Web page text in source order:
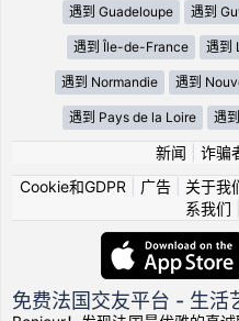
遇到 Guadeloupe 遇到
遇到 Île-de-France 遇到
遇到 Normandie 遇到
遇到 Pays de la Loire 遇
新闻 诈骗
Cookie和GDPR
广告| 关于我
系我们
免费法国交友平台 - 生活